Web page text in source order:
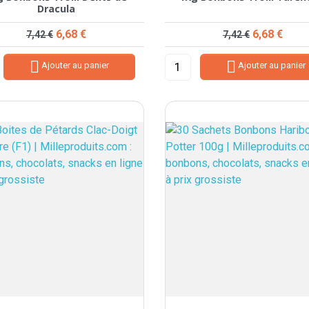
Dracula
Prix de base
7,42 € Prix
6,68 €
 Ajouter au panier
Prix de base
7,42 € Prix
6,68 €
 Ajouter au panier